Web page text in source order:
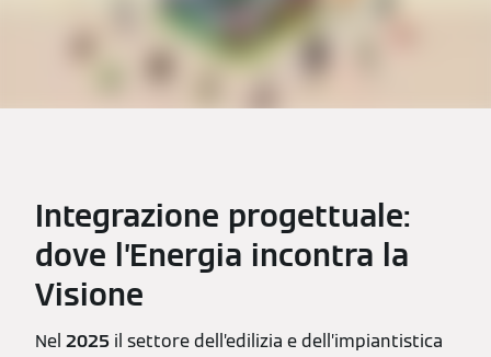
Integrazione progettuale:
dove l’Energia incontra la
Visione
Nel 2025 il settore dell’edilizia e dell’impiantistica